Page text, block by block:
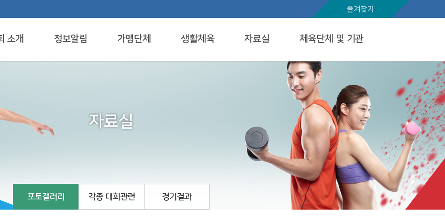
즐겨찾기
소개 정보알림 가맹단체 생활체육 자료실 체육단체 및 기관
자료실
포토갤러리 각종 대회관련 경기결과